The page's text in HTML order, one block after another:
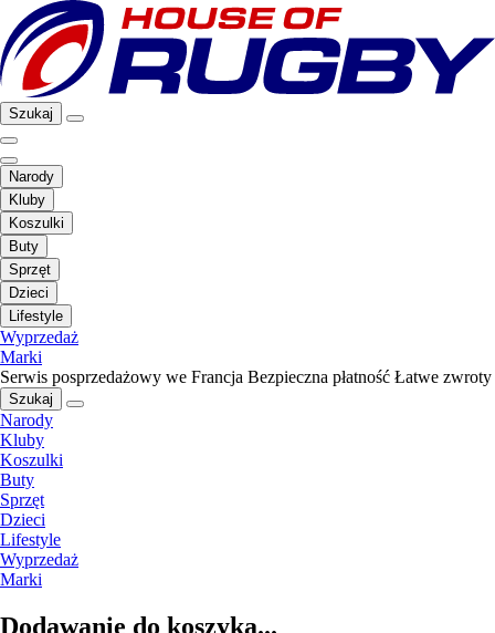
Szukaj
Narody
Kluby
Koszulki
Buty
Sprzęt
Dzieci
Lifestyle
Wyprzedaż
Marki
Serwis posprzedażowy we Francja Bezpieczna płatność Łatwe zwroty
Szukaj
Narody
Kluby
Koszulki
Buty
Sprzęt
Dzieci
Lifestyle
Wyprzedaż
Marki
Dodawanie do koszyka...